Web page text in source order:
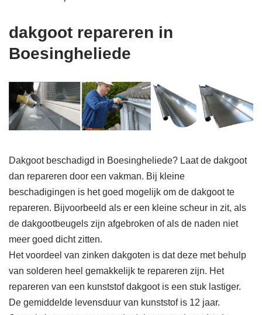
dakgoot repareren in
Boesingheliede
Dakgoot beschadigd in Boesingheliede? Laat de dakgoot
dan repareren door een vakman. Bij kleine
beschadigingen is het goed mogelijk om de dakgoot te
repareren. Bijvoorbeeld als er een kleine scheur in zit, als
de dakgootbeugels zijn afgebroken of als de naden niet
meer goed dicht zitten.
Het voordeel van zinken dakgoten is dat deze met behulp
van solderen heel gemakkelijk te repareren zijn. Het
repareren van een kunststof dakgoot is een stuk lastiger.
De gemiddelde levensduur van kunststof is 12 jaar.